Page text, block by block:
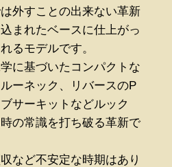
外すことの出来ない革新
まれたベースに仕上がっ
るモデルです。
に基づいたコンパクトな
ーネック、リバースのP
サーキットなどルック
の常識を打ち破る革新で
など不安定な時期はあり